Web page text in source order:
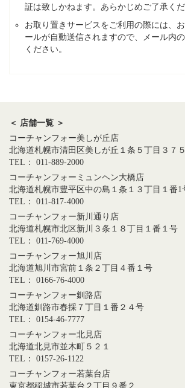
証は致しかねます。あらかじめご了承くだ
お取り置きサービスをご利用の際には、
ールが自動送信されますので、メール内
ください。
＜ 店舗一覧 ＞
コーチャンフォー美しが丘店
北海道札幌市清田区美しが丘１条５丁目３７
TEL： 011-889-2000
コーチャンフォーミュンヘン大橋店
北海道札幌市豊平区中の島１条１３丁目１番1
TEL： 011-817-4000
コーチャンフォー新川通り店
北海道札幌市北区新川３条１８丁目１番１号
TEL： 011-769-4000
コーチャンフォー旭川店
北海道旭川市宮前１条２丁目４番１号
TEL： 0166-76-4000
コーチャンフォー釧路店
北海道釧路市春採７丁目１番２４号
TEL： 0154-46-7777
コーチャンフォー北見店
北海道北見市並木町５２１
TEL： 0157-26-1122
コーチャンフォー若葉台店
東京都稲城市若葉台２丁目９番２